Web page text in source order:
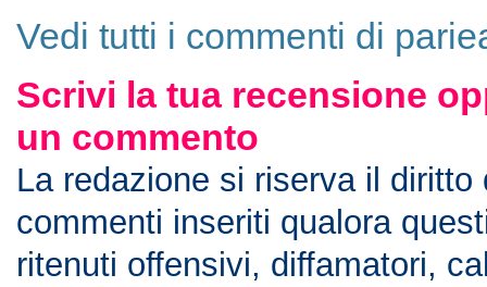
Vedi tutti i commenti di
Scrivi la tua recensione
un commento
La redazione si riserva il diritto
commenti inseriti qualora
ritenuti offensivi, diffamatori,